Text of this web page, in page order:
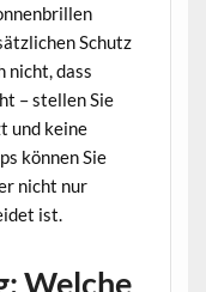
Schutz
nicht, dass
– stellen Sie
und keine
können Sie
nicht nur
ist.
Welche